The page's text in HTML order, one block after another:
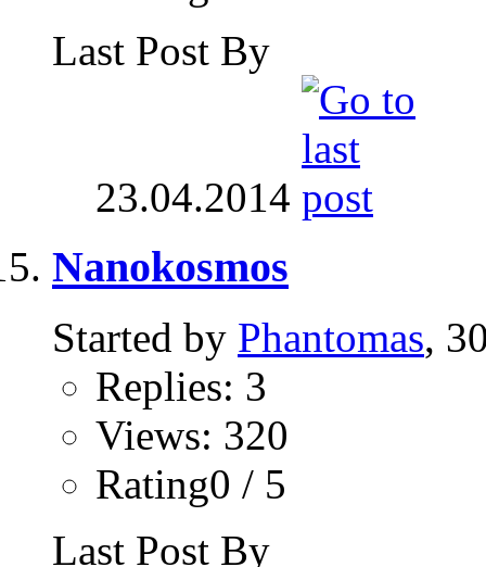
Last Post By
23.04.2014
Nanokosmos
Started by Phantomas,
Replies: 3
Views: 320
Rating0 / 5
Last Post By